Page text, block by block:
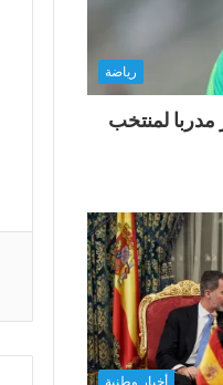
رياضة
مدربا لمنتخب
أخبار وطنية